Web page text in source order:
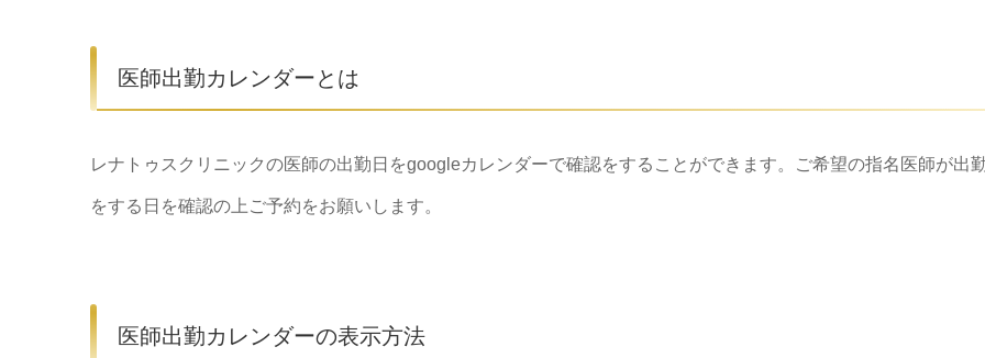
医師出勤カレンダーとは
レナトゥスクリニックの医師の出勤日をgoogleカレンダーで確認をすることができます。ご希望の指名医師が出
をする日を確認の上ご予約をお願いします。
医師出勤カレンダーの表示方法